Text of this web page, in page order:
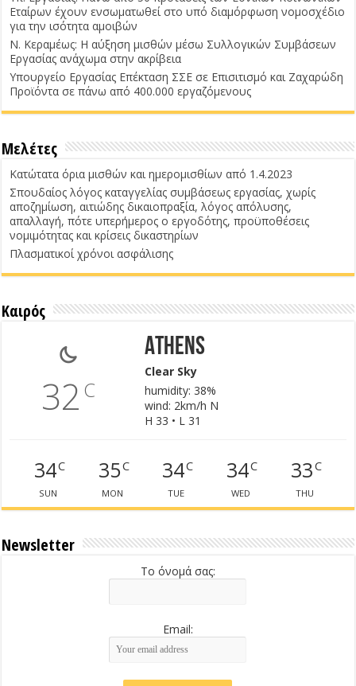
Εταίρων έχουν ενσωματωθεί στο υπό διαμόρφωση νομοσχέδιο
για την ισότητα αμοιβών
Ν. Κεραμέως: Η αύξηση μισθών μέσω Συλλογικών Συμβάσεων
Εργασίας ανάχωμα στην ακρίβεια
Υπουργείο Εργασίας Επέκταση ΣΣΕ σε Επισιτισμό και Ζαχαρώδη
Προϊόντα σε πάνω από 400.000 εργαζόμενους
Μελέτες
Κατώτατα όρια μισθών και ημερομισθίων από 1.4.2023
Σπουδαίος λόγος καταγγελίας συμβάσεως εργασίας, χωρίς
αποζημίωση, αιτιώδης δικαιοπραξία, λόγος απόλυσης,
απαλλαγή, πότε υπερήμερος ο εργοδότης, προϋποθέσεις
νομιμότητας και κρίσεις δικαστηρίων
Πλασματικοί χρόνοι ασφάλισης
Καιρός
32 C
Athens
Clear Sky
humidity: 38%
wind: 2km/h N
H 33 • L 31
34C
SUN
35C
MON
34C
TUE
34C
WED
33C
THU
Newsletter
Το όνομά σας:
Email: